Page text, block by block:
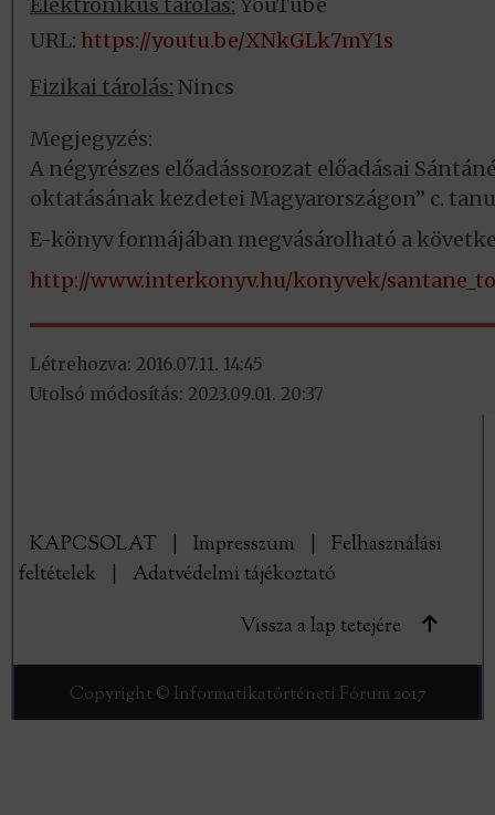
Elektronikus tárolás: YouTube
URL: https://youtu.be/XNkGLk7mY1s
Fizikai tárolás: Nincs
Megjegyzés:
A négyrészes előadássorozat előadásai
oktatásának kezdetei Magyarországon” c.
E-könyv formájában megvásárolható a
http://www.interkonyv.hu/konyvek/
Létrehozva: 2016.07.11. 14:45
Utolsó módosítás: 2023.09.01. 20:37
KAPCSOLAT Impresszum
Felhasználási
feltételek
Adatvédelmi tájékoztató
Vissza a lap tetejére
Copyright © Informatikatörténeti Fórum 2017